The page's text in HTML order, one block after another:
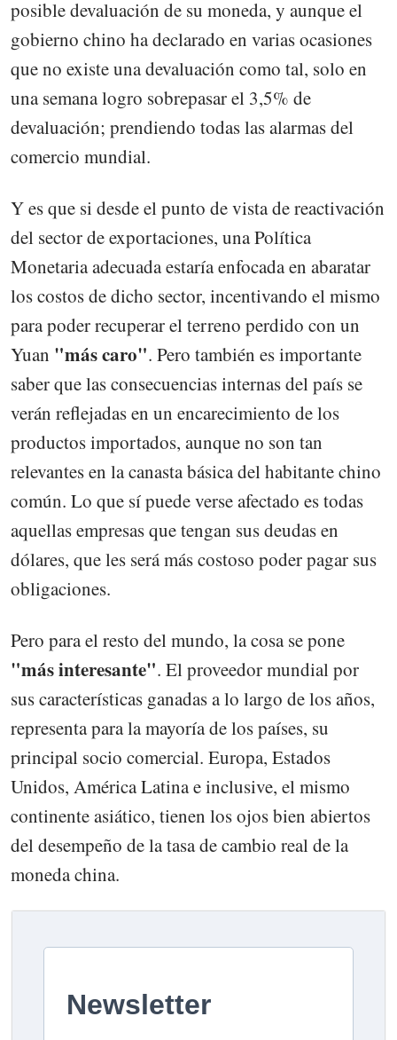
posible devaluación de su moneda, y aunque el
gobierno chino ha declarado en varias ocasiones
que no existe una devaluación como tal, solo en
una semana logro sobrepasar el 3,5% de
devaluación; prendiendo todas las alarmas del
comercio mundial.
Y es que si desde el punto de vista de reactivación
del sector de exportaciones, una Política
Monetaria adecuada estaría enfocada en abaratar
los costos de dicho sector, incentivando el mismo
para poder recuperar el terreno perdido con un
Yuan "más caro". Pero también es importante
saber que las consecuencias internas del país se
verán reflejadas en un encarecimiento de los
productos importados, aunque no son tan
relevantes en la canasta básica del habitante chino
común. Lo que sí puede verse afectado es todas
aquellas empresas que tengan sus deudas en
dólares, que les será más costoso poder pagar sus
obligaciones.
Pero para el resto del mundo, la cosa se pone
"más interesante". El proveedor mundial por
sus características ganadas a lo largo de los años,
representa para la mayoría de los países, su
principal socio comercial. Europa, Estados
Unidos, América Latina e inclusive, el mismo
continente asiático, tienen los ojos bien abiertos
del desempeño de la tasa de cambio real de la
moneda china.